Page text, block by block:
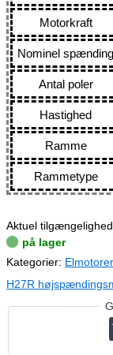
Motorkraft
Nominel spænding
Antal poler
Hastighed
Ramme
Rammetype
Aktuel
på lager
Kategorier: Elmotorer
H27R